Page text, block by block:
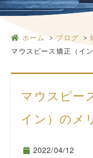
ホーム ブログ
マウスピース矯正（イ
マウスピー
イン）のメ
2022/04/12